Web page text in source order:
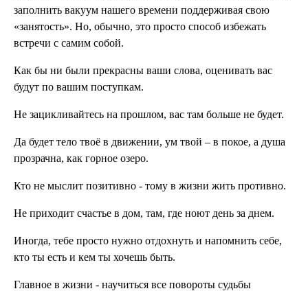
заполнить вакуум нашего времени поддерживая свою
«занятость». Но, обычно, это просто способ избежать
встречи с самим собой.
Как бы ни были прекрасны ваши слова, оценивать вас
будут по вашим поступкам.
Не зацикливайтесь на прошлом, вас там больше не будет.
Да будет тело твоё в движении, ум твой – в покое, а душа
прозрачна, как горное озеро.
Кто не мыслит позитивно - тому в жизни жить противно.
Не приходит счастье в дом, там, где ноют день за днем.
Иногда, тебе просто нужно отдохнуть и напомнить себе,
кто ты есть и кем ты хочешь быть.
Главное в жизни - научиться все повороты судьбы